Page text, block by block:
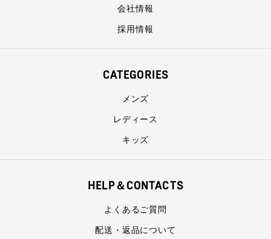
会社情報
採用情報
CATEGORIES
メンズ
レディース
キッズ
HELP＆CONTACTS
よくあるご質問
配送・返品について